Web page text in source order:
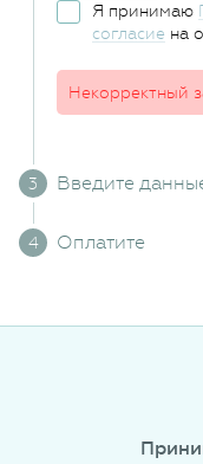
Я принимаю
согласие на
Некорректный
Введите
Оплатите